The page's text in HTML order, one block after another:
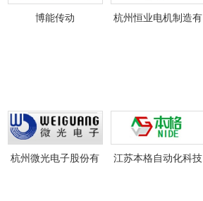
博能传动 杭州恒业电机制造有
杭州微光电子股份有 江苏本格自动化科技